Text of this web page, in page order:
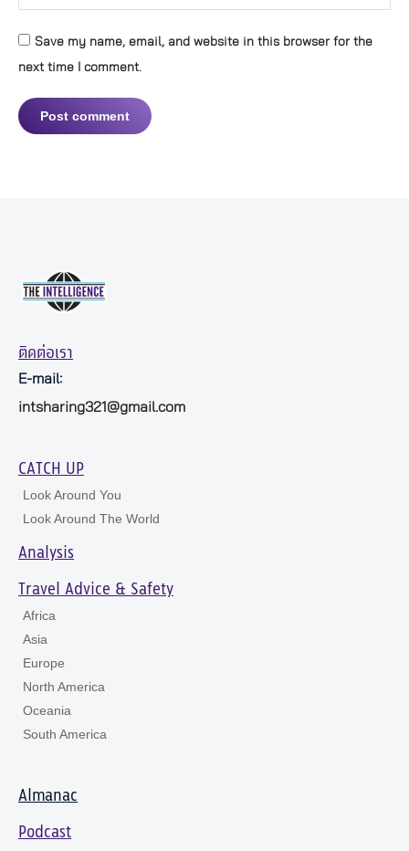
Save my name, email, and website in this browser for the
next time I comment.
Post comment
ติดต่อเรา
E-mail:
intsharing321@gmail.com
CATCH UP
Look Around You
Look Around The World
Analysis
Travel Advice & Safety
Africa
Asia
Europe
North America
Oceania
South America
Almanac
Podcast